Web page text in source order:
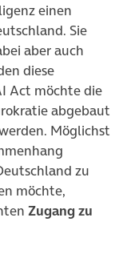
einen
Sie
aber auch
diese
Act möchte die
abgebaut
Möglichst
zu
möchte,
Zugang zu